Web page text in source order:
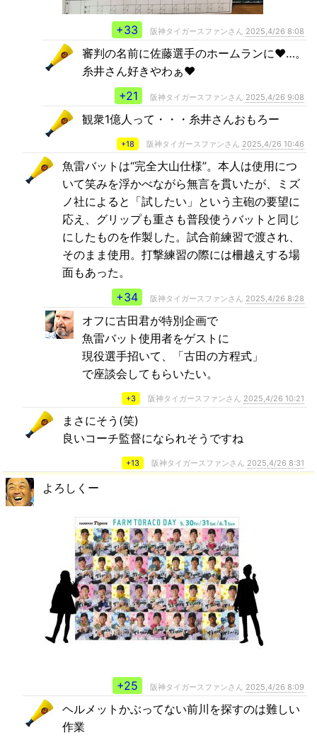
+33 阪神タイガースファンさん 2025,4/26 8:08
審判の名前に佐藤選手のホームランに❤…。
糸井さん好きやわぁ❤
+21
阪神タイガースファンさん 2025,4/26 9:08
観衆1億人って・・・糸井さんおもろー
+18 阪神タイガースファンさん 2025,4/26 10:46
魚雷バットは“完全大山仕様”。本人は使用につ
いて笑みを浮かべながら無言を貫いたが、ミズ
ノ社によると「試したい」という主砲の要望に
応え、グリップも重さも普段使うバットと同じ
にしたものを作製した。試合前練習で渡され、
そのまま使用。打撃練習の際には柵越えする場
面もあった。
+34
阪神タイガースファンさん 2025,4/26 8:28
オフに古田君が特別企画で
魚雷バット使用者をゲストに
現役選手招いて、「古田の方程式」
で座談会してもらいたい。
+3 阪神タイガースファンさん 2025,4/26 10:21
まさにそう(笑)
良いコーチ監督になられそうですね
+13 阪神タイガースファンさん 2025,4/26 8:31
よろしくー
+25 阪神タイガースファンさん 2025,4/26 8:09
ヘルメットかぶってない前川を探すのは難しい
作業